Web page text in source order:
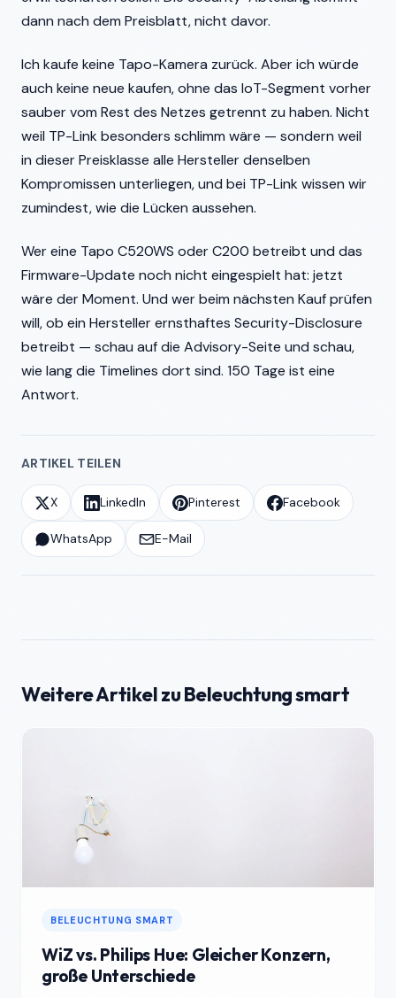
dann nach dem Preisblatt, nicht davor.
Ich kaufe keine Tapo-Kamera zurück. Aber ich würde
auch keine neue kaufen, ohne das IoT-Segment vorher
sauber vom Rest des Netzes getrennt zu haben. Nicht
weil TP-Link besonders schlimm wäre — sondern weil
in dieser Preisklasse alle Hersteller denselben
Kompromissen unterliegen, und bei TP-Link wissen wir
zumindest, wie die Lücken aussehen.
Wer eine Tapo C520WS oder C200 betreibt und das
Firmware-Update noch nicht eingespielt hat: jetzt
wäre der Moment. Und wer beim nächsten Kauf prüfen
will, ob ein Hersteller ernsthaftes Security-Disclosure
betreibt — schau auf die Advisory-Seite und schau,
wie lang die Timelines dort sind. 150 Tage ist eine
Antwort.
ARTIKEL TEILEN
X LinkedIn Pinterest Facebook
WhatsApp E-Mail
Weitere Artikel zu Beleuchtung smart
BELEUCHTUNG SMART
WiZ vs. Philips Hue: Gleicher Konzern,
große Unterschiede